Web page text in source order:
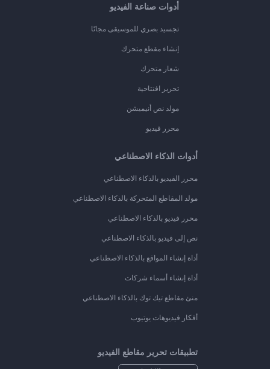
أدوات صناعة الفيديو
تجسيد بصري للموسيقى مجانًا
إنشاء مقطع متحرك
شعار متحرك
تحرير افتتاحية
مولد نص أنيميشن
محرر فيديو
أدوات الذكاء الاصطناعي
محرر الفيديو بالذكاء الاصطناعي
مولد المقاطع المتحركة بالذكاء الاصطناعي
محرر فيديو بالذكاء الاصطناعي
نص إلى فيديو بالذكاء الاصطناعي
أداة إنشاء المواقع بالذكاء الاصطناعي
أداة إنشاء أسماء شركات
منئ مقاطع تيك توك بالذكاء الاصطناعي
أفكار فيديوهات يوتيوب
تطبيقات تحرير مقاطع الفيديو